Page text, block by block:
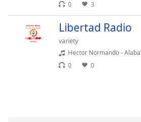
dialog
window.
0
3
Libertad Radio
variety
Hector Normando - Alabarè Alabarè a Mi Señor / No
0
0